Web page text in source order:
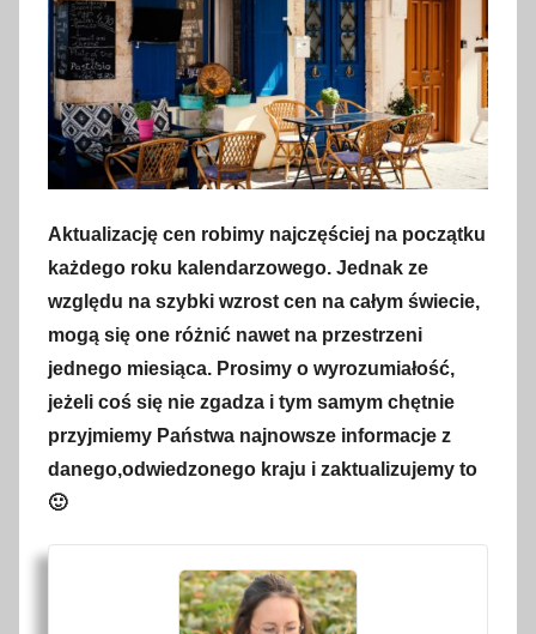
Aktualizację cen robimy najczęściej na początku
każdego roku kalendarzowego. Jednak ze
względu na szybki wzrost cen na całym świecie,
mogą się one różnić nawet na przestrzeni
jednego miesiąca. Prosimy o wyrozumiałość,
jeżeli coś się nie zgadza i tym samym chętnie
przyjmiemy Państwa najnowsze informacje z
danego,odwiedzonego kraju i zaktualizujemy to
🙂